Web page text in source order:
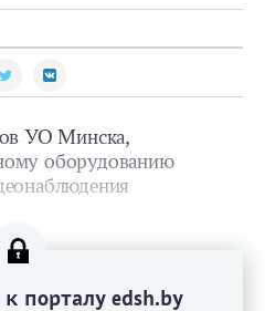
УО Минска,
оборудованию
порталу edsh.by